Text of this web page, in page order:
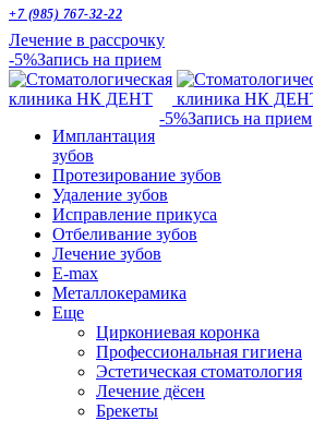
+7 (985) 767-32-22
Лечение в рассрочку
-5%Запись на прием
-5%Запись на прием
Имплантация
зубов
Протезирование зубов
Удаление зубов
Исправление прикуса
Отбеливание зубов
Лечение зубов
E-max
Металлокерамика
Еще
Циркониевая коронка
Профессиональная гигиена
Эстетическая стоматология
Лечение дёсен
Брекеты